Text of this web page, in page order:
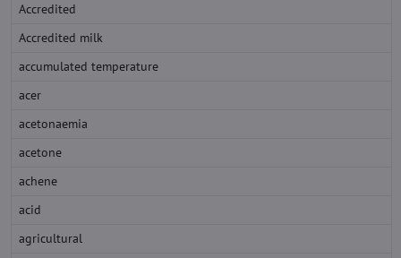
Accredited
Accredited milk
accumulated temperature
acer
acetonaemia
acetone
achene
acid
agricultural